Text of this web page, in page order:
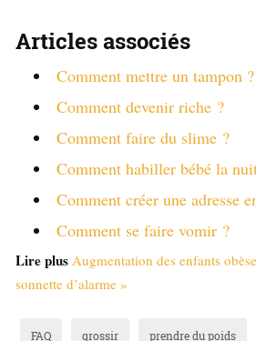
Articles associés
Comment mettre un tampon ?
Comment devenir riche ?
Comment faire du slime ?
Comment habiller bébé la
Comment créer une adresse
Comment se faire vomir ?
Lire plus Augmentation des enfants
sonnette d’alarme »
FAQ grossir prendre du poids